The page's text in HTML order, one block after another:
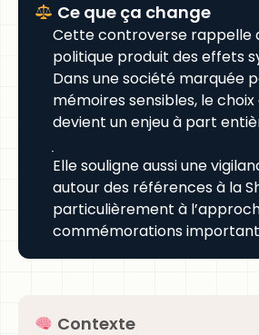
Ce que ça change
Cette controverse rappelle
politique produit des effets
Dans une société marquée
mémoires sensibles, le
devient un enjeu à part
Elle souligne aussi une
autour des références à la
particulièrement à
commémorations
Contexte